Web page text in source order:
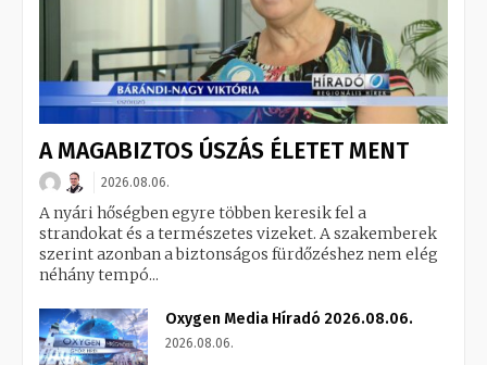
A MAGABIZTOS ÚSZÁS ÉLETET MENT
2026.08.06.
A nyári hőségben egyre többen keresik fel a
strandokat és a természetes vizeket. A szakemberek
szerint azonban a biztonságos fürdőzéshez nem elég
néhány tempó...
Oxygen Media Híradó 2026.08.06.
2026.08.06.